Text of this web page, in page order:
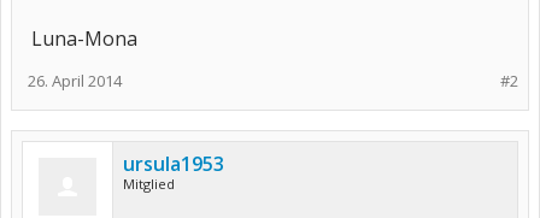
Luna-Mona
#2
26. April 2014
ursula1953
Mitglied